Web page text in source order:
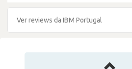
Ver reviews da IBM Portugal